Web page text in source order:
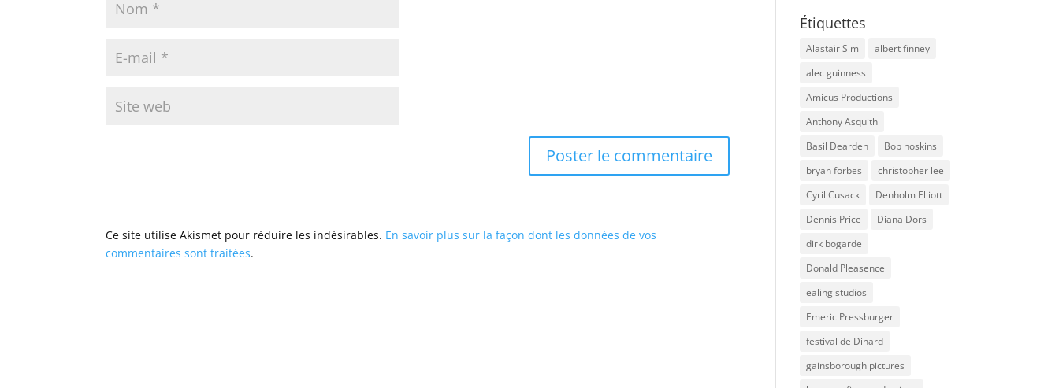
Ce site utilise Akismet pour réduire les indésirables. En savoir plus sur la façon dont les données de vos
commentaires sont traitées.
Étiquettes
Alastair Sim
albert finney
alec guinness
Amicus Productions
Anthony Asquith
Basil Dearden
Bob hoskins
bryan forbes
christopher lee
Cyril Cusack
Denholm Elliott
Dennis Price
Diana Dors
dirk bogarde
Donald Pleasence
ealing studios
Emeric Pressburger
festival de Dinard
gainsborough pictures